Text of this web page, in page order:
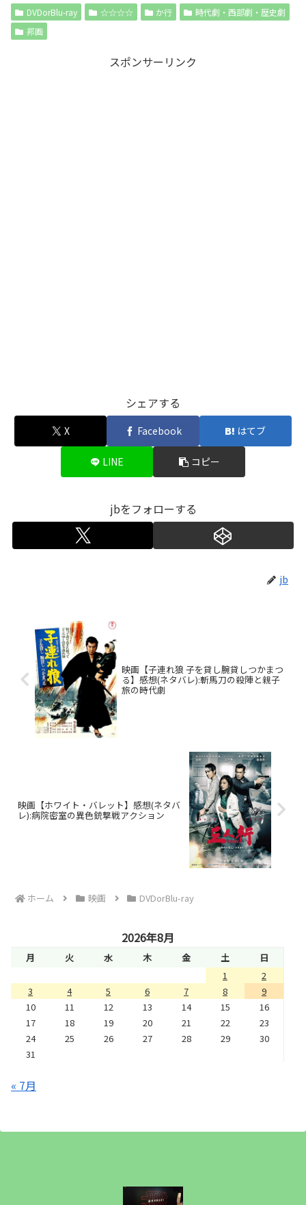
DVDorBlu-ray ☆☆☆☆ か行
時代劇・西部劇・歴史劇
邦画
スポンサーリンク
シェアする
X Facebook はてブ
LINE コピー
jbをフォローする
jb
映画【子連れ狼 子を貸し腕貸しつかまつ
る】感想(ネタバレ):斬馬刀の殺陣と親子
旅の時代劇
映画【ホワイト・バレット】感想(ネタバ
レ):病院密室の異色銃撃戦アクション
ホーム 映画 DVDorBlu-ray
2026年8月
月 火 水 木 金 土
日
1
2
3
4 5 6 7 8
9
10
11 12 13 14 15
16
17
18 19 20 21 22
23
24
25 26 27 28 29
30
31
« 7月